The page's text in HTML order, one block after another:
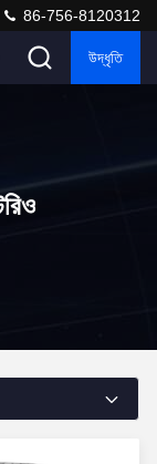
86-756-8120312
উদ্ধৃতি